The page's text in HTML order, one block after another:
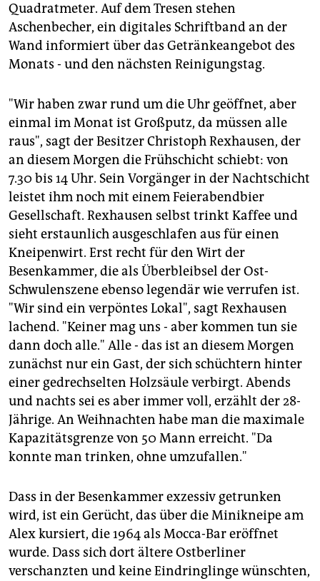
Quadratmeter. Auf dem Tresen stehen
Aschenbecher, ein digitales Schriftband an der
Wand informiert über das Getränkeangebot des
Monats - und den nächsten Reinigungstag.
"Wir haben zwar rund um die Uhr geöffnet, aber
einmal im Monat ist Großputz, da müssen alle
raus", sagt der Besitzer Christoph Rexhausen, der
an diesem Morgen die Frühschicht schiebt: von
7.30 bis 14 Uhr. Sein Vorgänger in der Nachtschicht
leistet ihm noch mit einem Feierabendbier
Gesellschaft. Rexhausen selbst trinkt Kaffee und
sieht erstaunlich ausgeschlafen aus für einen
Kneipenwirt. Erst recht für den Wirt der
Besenkammer, die als Überbleibsel der Ost-
Schwulenszene ebenso legendär wie verrufen ist.
"Wir sind ein verpöntes Lokal", sagt Rexhausen
lachend. "Keiner mag uns - aber kommen tun sie
dann doch alle." Alle - das ist an diesem Morgen
zunächst nur ein Gast, der sich schüchtern hinter
einer gedrechselten Holzsäule verbirgt. Abends
und nachts sei es aber immer voll, erzählt der 28-
Jährige. An Weihnachten habe man die maximale
Kapazitätsgrenze von 50 Mann erreicht. "Da
konnte man trinken, ohne umzufallen."
Dass in der Besenkammer exzessiv getrunken
wird, ist ein Gerücht, das über die Minikneipe am
Alex kursiert, die 1964 als Mocca-Bar eröffnet
wurde. Dass sich dort ältere Ostberliner
verschanzten und keine Eindringlinge wünschten,